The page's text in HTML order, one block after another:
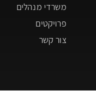
משרדי מנהלים
פרויקטים
צור קשר